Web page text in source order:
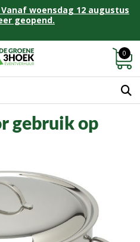
woensdag 12 augustus
geopend.
0
gebruik op